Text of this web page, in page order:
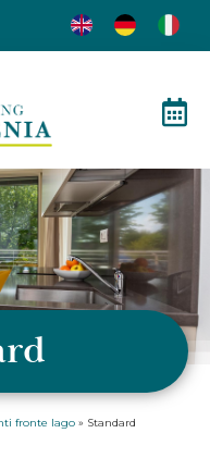
fronte lago» Standard